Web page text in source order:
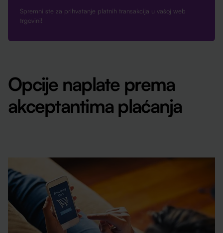
Spremni ste za prihvatanje platnih transakcija u vašoj web
trgovini!
Opcije naplate prema
akceptantima plaćanja